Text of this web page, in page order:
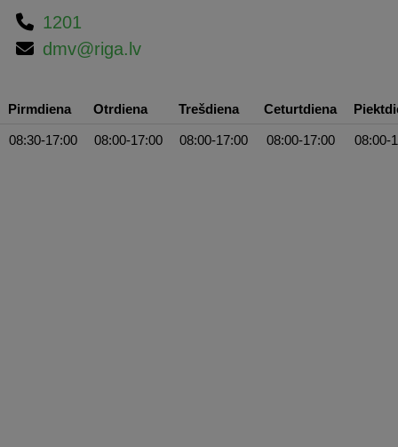
1201
dmv@riga.lv
Pirmdiena Otrdiena Trešdiena Ceturtdiena
08:30-17:00 08:00-17:00 08:00-17:00 08:00-17:00 08:00-